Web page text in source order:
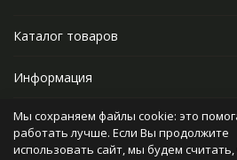
Каталог товаров
Информация
Прочее
Мы сохраняем файлы cookie: это
работать лучше. Если Вы продолжите
использовать сайт, мы будем считать,